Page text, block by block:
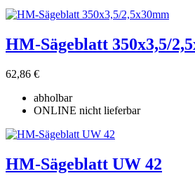
HM-Sägeblatt 350x3,5/
62,86 €
abholbar
ONLINE nicht lieferbar
HM-Sägeblatt UW 42